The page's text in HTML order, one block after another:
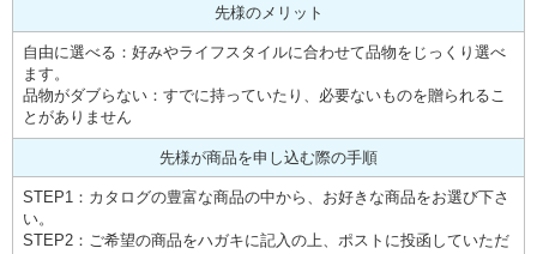
先様のメリット
自由に選べる：好みやライフスタイルに合わせて品物をじっくり選べ
ます。
品物がダブらない：すでに持っていたり、必要ないものを贈られるこ
とがありません
先様が商品を申し込む際の手順
STEP1：カタログの豊富な商品の中から、お好きな商品をお選び下さ
い。
STEP2：ご希望の商品をハガキに記入の上、ポストに投函していただ